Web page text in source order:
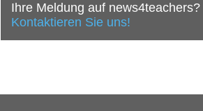
Ihre Meldung auf news4teachers?
Kontaktieren Sie uns!